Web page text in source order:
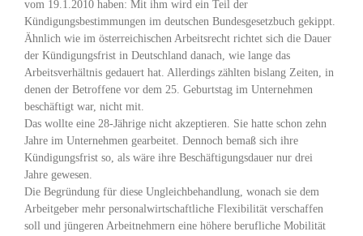
vom 19.1.2010 haben: Mit ihm wird ein Teil der
Kündigungsbestimmungen im deutschen Bundesgesetzbuch gekippt.
Ähnlich wie im österreichischen Arbeitsrecht richtet sich die Dauer
der Kündigungsfrist in Deutschland danach, wie lange das
Arbeitsverhältnis gedauert hat. Allerdings zählten bislang Zeiten, in
denen der Betroffene vor dem 25. Geburtstag im Unternehmen
beschäftigt war, nicht mit.
Das wollte eine 28-Jährige nicht akzeptieren. Sie hatte schon zehn
Jahre im Unternehmen gearbeitet. Dennoch bemaß sich ihre
Kündigungsfrist so, als wäre ihre Beschäftigungsdauer nur drei
Jahre gewesen.
Die Begründung für diese Ungleichbehandlung, wonach sie dem
Arbeitgeber mehr personalwirtschaftliche Flexibilität verschaffen
soll und jüngeren Arbeitnehmern eine höhere berufliche Mobilität